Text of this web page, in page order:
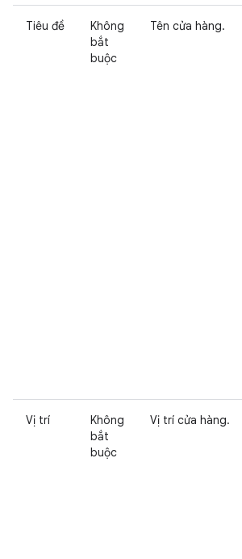
Tiêu đề
Không
bắt
buộc
Tên cửa hàng.
Vị trí
Không
bắt
buộc
Vị trí cửa hàng.